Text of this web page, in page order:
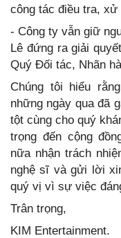
công tác điều tra, xử
- Công ty vẫn giữ
Lê đứng ra giải
Quý Đối tác, Nhãn
Chúng tôi hiểu
những ngày qua đã
tột cùng cho quý
trọng đến cộng
nữa nhận trách
nghệ sĩ và gửi lời
quý vị vì sự việc
Trân trọng,
KIM Entertainment.